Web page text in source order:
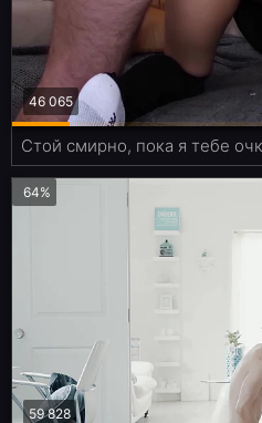
46 065
Стой смирно, пока я тебе
64%
59 828